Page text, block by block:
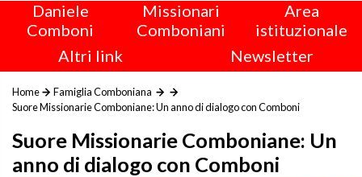
Daniele
Comboni
Missionari
Comboniani
Area
istituzionale
Altri link
Newsletter
Home
Famiglia Comboniana
Suore Missionarie Comboniane: Un anno di dialogo con Comboni
Suore Missionarie Comboniane: Un
anno di dialogo con Comboni